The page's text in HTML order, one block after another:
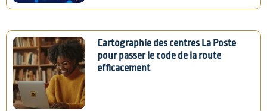
Cartographie des centres La Poste
pour passer le code de la route
efficacement